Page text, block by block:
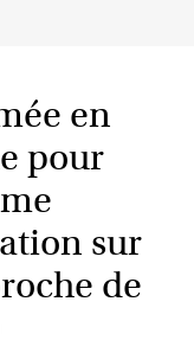
en
pour
sur
de